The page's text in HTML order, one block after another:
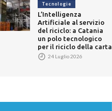
Tecnologie
L’Intelligenza
Artificiale al servizio
del riciclo: a Catania
un polo tecnologico
per il riciclo della carta
24 Luglio 2026